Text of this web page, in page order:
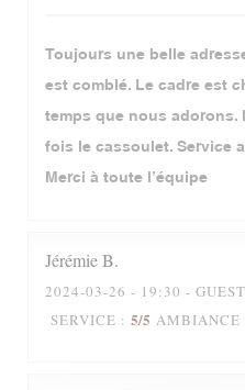
Toujours une belle
est comblé. Le cadre est
temps que nous adorons.
fois le cassoulet. Service
Merci à toute l’équipe
JérémieB
2024-03-26 - 19:30 -
SERVICE : 5/5 AMBIANCE